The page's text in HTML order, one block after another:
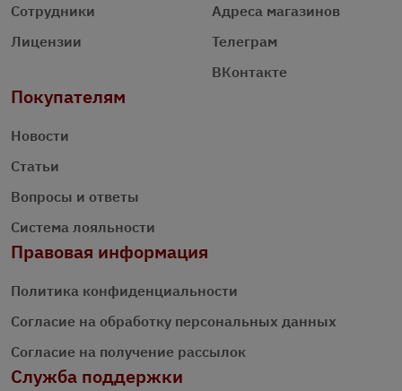
Сотрудники
Лицензии
Адреса магазинов
Телеграм
ВКонтакте
Покупателям
Новости
Статьи
Вопросы и ответы
Система лояльности
Правовая информация
Политика конфиденциальности
Согласие на обработку персональных данных
Согласие на получение рассылок
Служба поддержки